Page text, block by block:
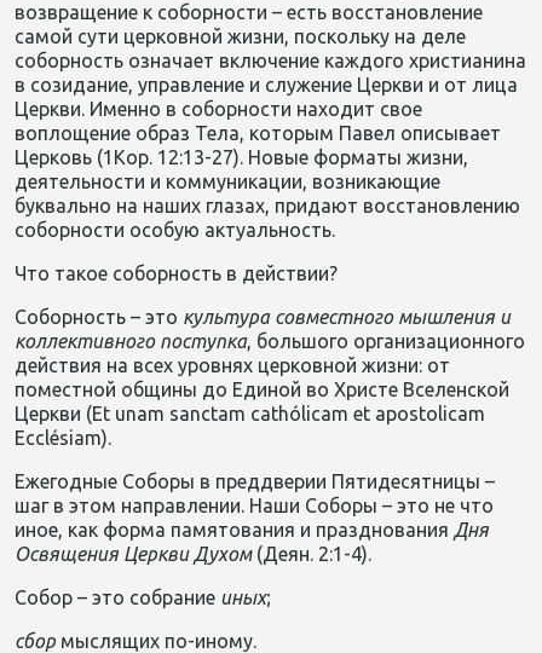
возвращение к соборности – есть восстановление
самой сути церковной жизни, поскольку на деле
соборность означает включение каждого христианина
в созидание, управление и служение Церкви и от лица
Церкви. Именно в соборности находит свое
воплощение образ Тела, которым Павел описывает
Церковь (1Кор. 12:13-27). Новые форматы жизни,
деятельности и коммуникации, возникающие
буквально на наших глазах, придают восстановлению
соборности особую актуальность.
Что такое соборность в действии?
Соборность – это культура совместного мышления и
коллективного поступка, большого организационного
действия на всех уровнях церковной жизни: от
поместной общины до Единой во Христе Вселенской
Церкви (Et unam sanctam cathólicam et apostolicam
Ecclésiam).
Ежегодные Соборы в преддверии Пятидесятницы –
шаг в этом направлении. Наши Соборы – это не что
иное, как форма памятования и празднования Дня
Освящения Церкви Духом (Деян. 2:1-4).
Собор – это собрание иных;
сбор мыслящих по-иному.